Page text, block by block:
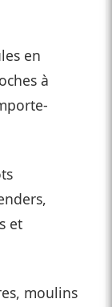
en
à
et
moulins